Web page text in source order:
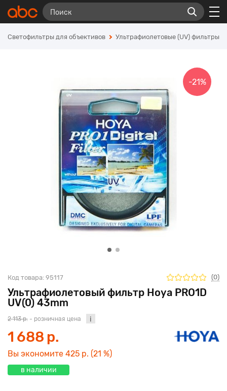
Светофильтры для объективов Ультрафиолетовые (UV) фильтры
Ультрафиолетовый фильтр Hoya PRO1D
UV(0) 43mm
Код товара: 95117 (0)
-21%
2 113 р. - розничная цена
1 688 р.
Вы экономите 425 р. (21 %)
в наличии